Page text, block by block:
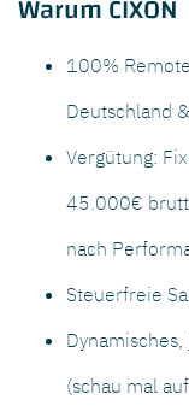
100%
Deutschland
Vergütung:
45.000€
nach
Steuerfreie
(schau mal